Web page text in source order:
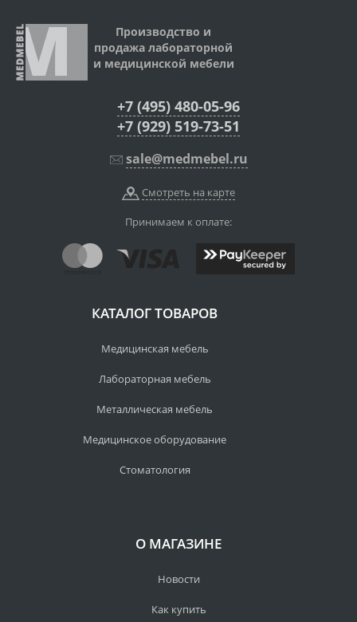
Производство и
продажа лабораторной
и медицинской мебели
+7 (495) 480-05-96
+7 (929) 519-73-51
sale@medmebel.ru
Смотреть на карте
Принимаем к оплате:
КАТАЛОГ ТОВАРОВ
Медицинская мебель
Лабораторная мебель
Металлическая мебель
Медицинское оборудование
Стоматология
О МАГАЗИНЕ
Новости
Как купить